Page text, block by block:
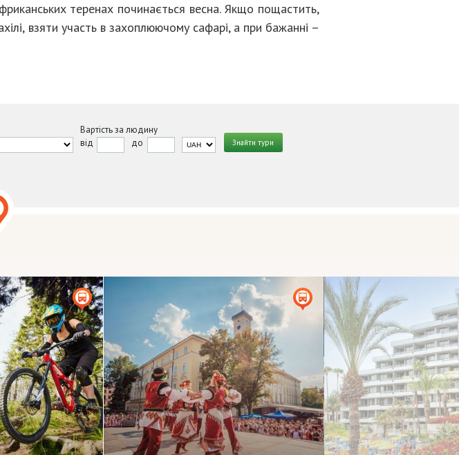
теренах починається весна. Якщо пощастить,
взяти участь в захоплюючому сафарі, а при бажанні –
Вартість за людину
від
до Знайти тури